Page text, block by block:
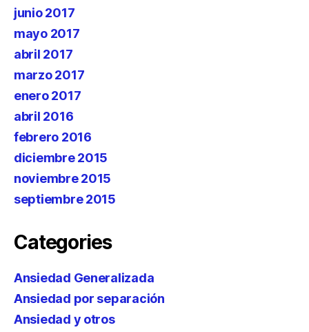
junio 2017
mayo 2017
abril 2017
marzo 2017
enero 2017
abril 2016
febrero 2016
diciembre 2015
noviembre 2015
septiembre 2015
Categories
Ansiedad Generalizada
Ansiedad por separación
Ansiedad y otros